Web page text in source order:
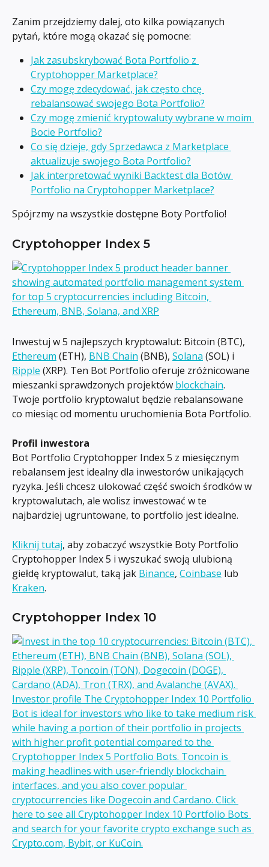
Zanim przejdziemy dalej, oto kilka powiązanych
pytań, które mogą okazać się pomocne:
Jak zasubskrybować Bota Portfolio z
Cryptohopper Marketplace?
Czy mogę zdecydować, jak często chcę
rebalansować swojego Bota Portfolio?
Czy mogę zmienić kryptowaluty wybrane w moim
Bocie Portfolio?
Co się dzieje, gdy Sprzedawca z Marketplace
aktualizuje swojego Bota Portfolio?
Jak interpretować wyniki Backtest dla Botów
Portfolio na Cryptohopper Marketplace?
Spójrzmy na wszystkie dostępne Boty Portfolio!
Cryptohopper Index 5
Inwestuj w 5 najlepszych kryptowalut: Bitcoin (BTC),
Ethereum (ETH), BNB Chain (BNB), Solana (SOL) i
Ripple (XRP). Ten Bot Portfolio oferuje zróżnicowane
mieszanki sprawdzonych projektów blockchain.
Twoje portfolio kryptowalut będzie rebalansowane
co miesiąc od momentu uruchomienia Bota Portfolio.
Profil inwestora
Bot Portfolio Cryptohopper Index 5 z miesięcznym
rebalansem jest idealny dla inwestorów unikających
ryzyka. Jeśli chcesz ulokować część swoich środków w
kryptowalutach, ale wolisz inwestować w te
najbardziej ugruntowane, to portfolio jest idealne.
Kliknij tutaj, aby zobaczyć wszystkie Boty Portfolio
Cryptohopper Index 5 i wyszukać swoją ulubioną
giełdę kryptowalut, taką jak Binance, Coinbase lub
Kraken.
Cryptohopper Index 10